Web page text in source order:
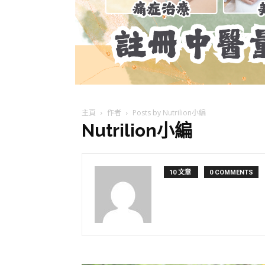
主頁 作者 Posts by Nutrilion小編
Nutrilion小編
10 文章 0 COMMENTS